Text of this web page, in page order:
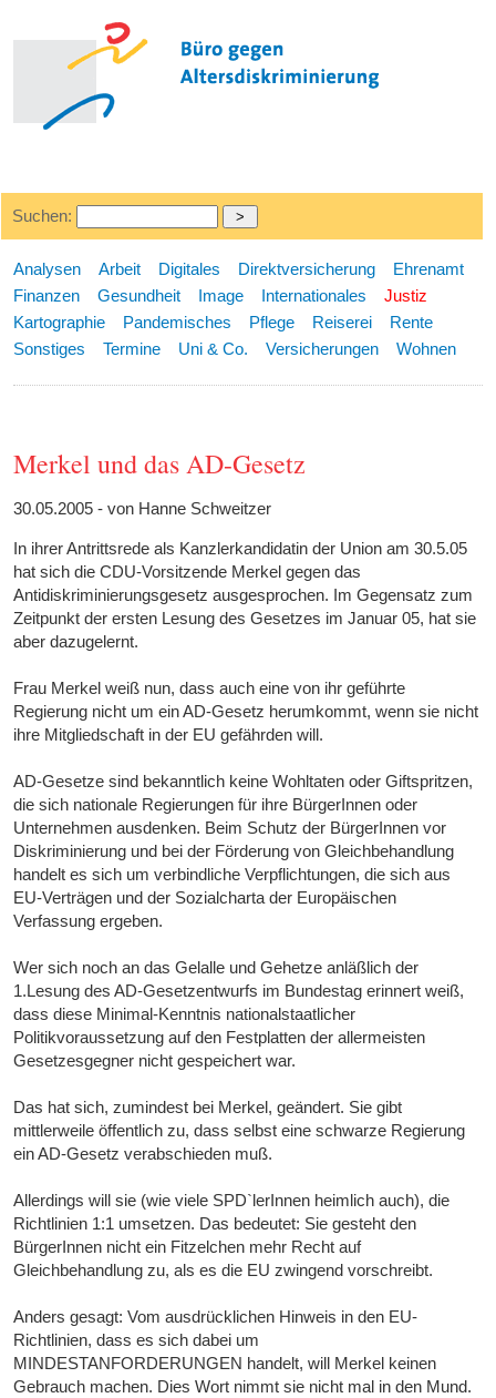
Suchen:
Analysen Arbeit Digitales Direktversicherung
Ehrenamt
Finanzen
Gesundheit Image Internationales
Justiz
Kartographie
Pandemisches Pflege Reiserei
Rente
Sonstiges
Termine Uni & Co. Versicherungen Wohnen
Merkel und das AD-Gesetz
30.05.2005 - von Hanne Schweitzer
In ihrer Antrittsrede als Kanzlerkandidatin der Union am 30.5.05
hat sich die CDU-Vorsitzende Merkel gegen das
Antidiskriminierungsgesetz ausgesprochen. Im Gegensatz zum
Zeitpunkt der ersten Lesung des Gesetzes im Januar 05, hat sie
aber dazugelernt.
Frau Merkel weiß nun, dass auch eine von ihr geführte
Regierung nicht um ein AD-Gesetz herumkommt, wenn sie nicht
ihre Mitgliedschaft in der EU gefährden will.
AD-Gesetze sind bekanntlich keine Wohltaten oder Giftspritzen,
die sich nationale Regierungen für ihre BürgerInnen oder
Unternehmen ausdenken. Beim Schutz der BürgerInnen vor
Diskriminierung und bei der Förderung von Gleichbehandlung
handelt es sich um verbindliche Verpflichtungen, die sich aus
EU-Verträgen und der Sozialcharta der Europäischen
Verfassung ergeben.
Wer sich noch an das Gelalle und Gehetze anläßlich der
1.Lesung des AD-Gesetzentwurfs im Bundestag erinnert weiß,
dass diese Minimal-Kenntnis nationalstaatlicher
Politikvoraussetzung auf den Festplatten der allermeisten
Gesetzesgegner nicht gespeichert war.
Das hat sich, zumindest bei Merkel, geändert. Sie gibt
mittlerweile öffentlich zu, dass selbst eine schwarze Regierung
ein AD-Gesetz verabschieden muß.
Allerdings will sie (wie viele SPD`lerInnen heimlich auch), die
Richtlinien 1:1 umsetzen. Das bedeutet: Sie gesteht den
BürgerInnen nicht ein Fitzelchen mehr Recht auf
Gleichbehandlung zu, als es die EU zwingend vorschreibt.
Anders gesagt: Vom ausdrücklichen Hinweis in den EU-
Richtlinien, dass es sich dabei um
MINDESTANFORDERUNGEN handelt, will Merkel keinen
Gebrauch machen. Dies Wort nimmt sie nicht mal in den Mund.